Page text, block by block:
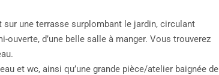
une terrasse surplombant le jardin, circulant
ouverte, d’une belle salle à manger. Vous trouverez
et wc, ainsi qu’une grande pièce/atelier baignée de